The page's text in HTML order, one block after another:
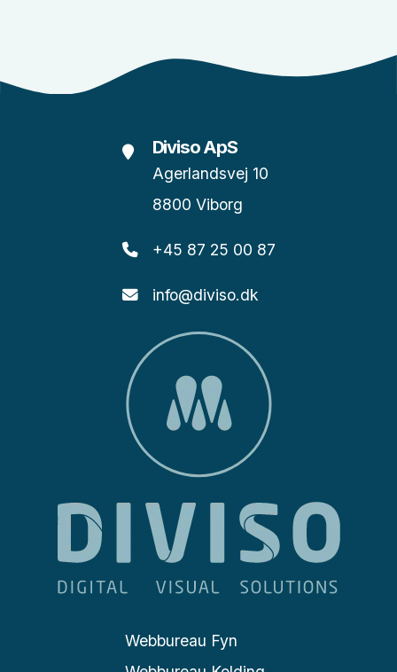
Diviso ApS
Agerlandsvej 10
8800 Viborg
+45 87 25 00 87
info@diviso.dk
Webbureau Fyn